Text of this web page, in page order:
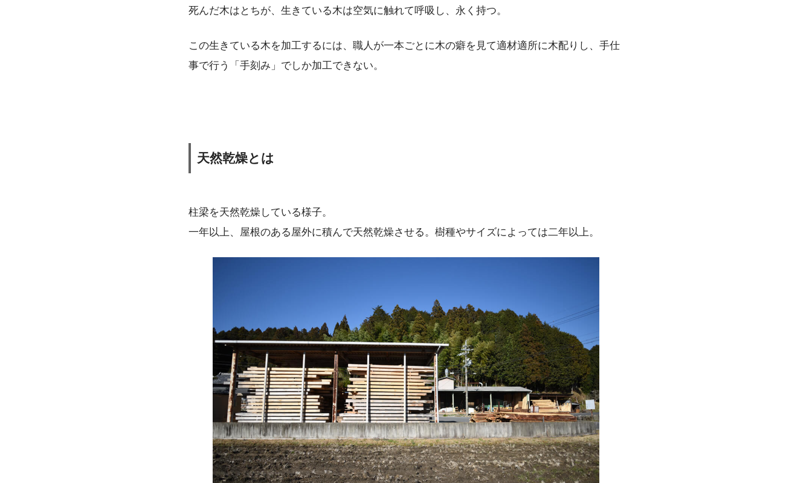
死んだ木はとちが、生きている木は空気に触れて呼吸し、永く持つ。
この生きている木を加工するには、職人が一本ごとに木の癖を見て適材適所に木配りし、手仕
事で行う「手刻み」でしか加工できない。
天然乾燥とは
柱梁を天然乾燥している様子。
一年以上、屋根のある屋外に積んで天然乾燥させる。樹種やサイズによっては二年以上。